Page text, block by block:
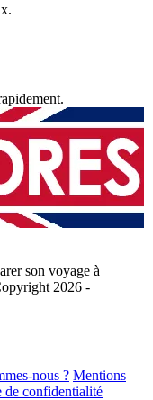
son voyage à
2026 -
nous ? Mentions
de confidentialité